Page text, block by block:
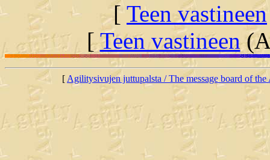
[Teen vastineen
[Teen vastineen
[Agilitysivujen juttupalsta / The message board of